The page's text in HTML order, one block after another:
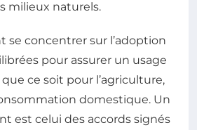
milieux naturels.
se concentrer sur l’adoption
pour assurer un usage
que ce soit pour l’agriculture,
domestique. Un
est celui des accords signés